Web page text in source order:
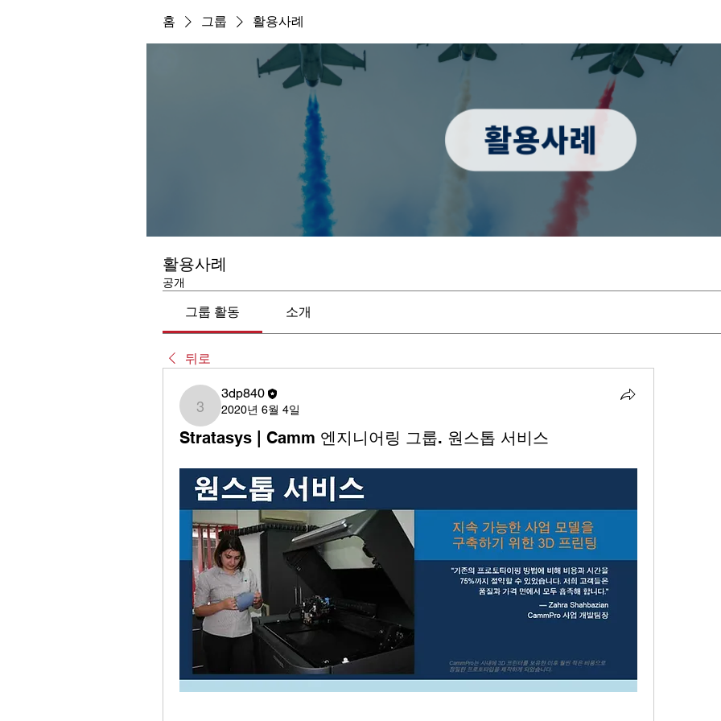
홈 그룹 활용사례
활용사례
공개
그룹 활동 소개
뒤로
3dp840
3dp840
2020년 6월 4일
Stratasys | Camm 엔지니어링 그룹. 원스톱 서비스